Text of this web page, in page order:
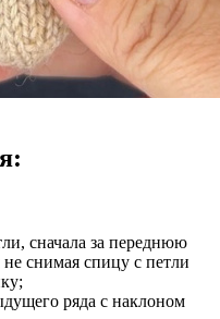
сначала за переднюю
не снимая спицу с петли
ряда с наклоном